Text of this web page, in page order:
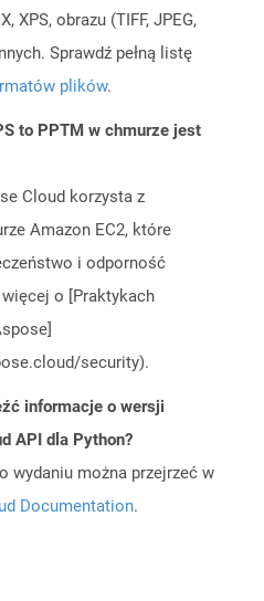
XPS, obrazu (TIFF, JPEG,
Sprawdź pełną listę
plików.
to PPTM w chmurze jest
Cloud korzysta z
Amazon EC2, które
i odporność
więcej o [Praktykach
security).
informacje o wersji
API dla Python?
wydaniu można przejrzeć w
Documentation.